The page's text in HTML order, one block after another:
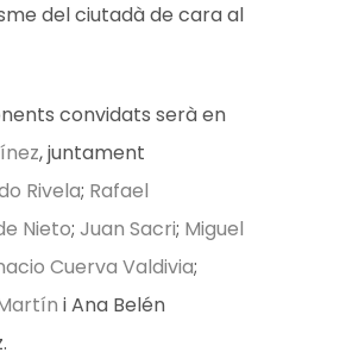
del ciutadà de cara al
convidats serà en
, juntament
Rivela; Rafael
Nieto;Juan Sacri; Miguel
Cuerva Valdivia;
i Ana Belén